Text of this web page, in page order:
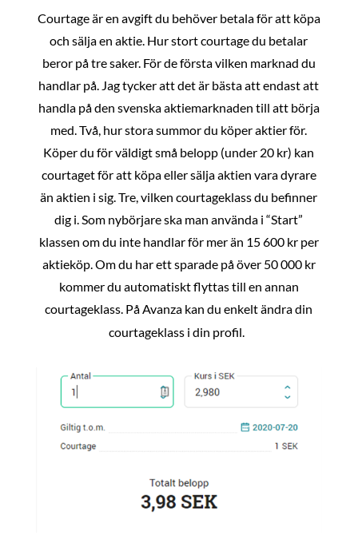
Courtage är en avgift du behöver betala för att köpa
och sälja en aktie. Hur stort courtage du betalar
beror på tre saker. För de första vilken marknad du
handlar på. Jag tycker att det är bästa att endast att
handla på den svenska aktiemarknaden till att börja
med. Två, hur stora summor du köper aktier för.
Köper du för väldigt små belopp (under 20 kr) kan
courtaget för att köpa eller sälja aktien vara dyrare
än aktien i sig. Tre, vilken courtageklass du befinner
dig i. Som nybörjare ska man använda i “Start”
klassen om du inte handlar för mer än 15 600 kr per
aktieköp. Om du har ett sparade på över 50 000 kr
kommer du automatiskt flyttas till en annan
courtageklass. På Avanza kan du enkelt ändra din
courtageklass i din profil.